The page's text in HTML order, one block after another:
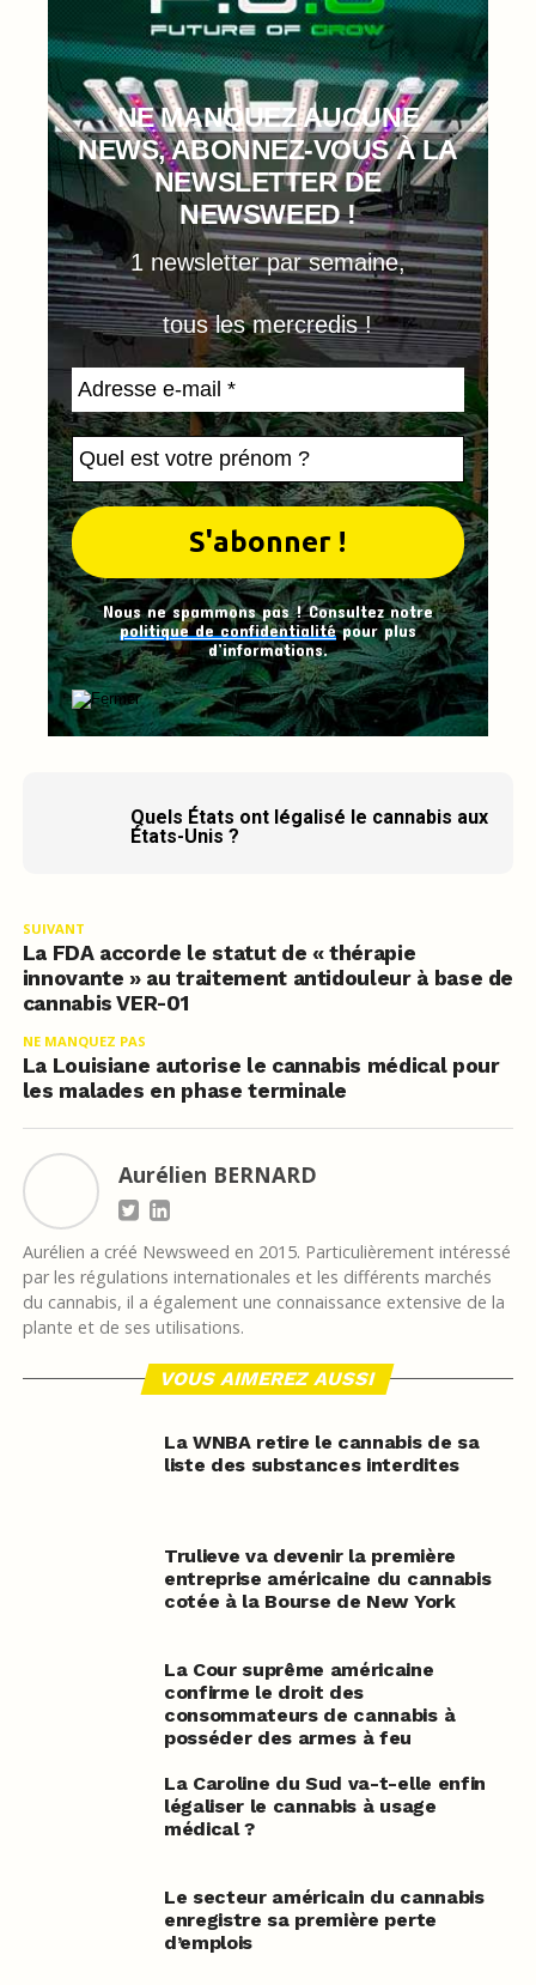
NE MANQUEZ AUCUNE
NEWS, ABONNEZ-VOUS À LA
NEWSLETTER DE
NEWSWEED !
1 newsletter par semaine,
tous les mercredis !
Nous ne spammons pas ! Consultez notre
politique de confidentialitépour plus
d’informations.
Quels États ont légalisé le cannabis aux
États-Unis ?
SUIVANT
La FDA accorde le statut de « thérapie
innovante » au traitement antidouleur à base de
cannabis VER-01
NE MANQUEZ PAS
La Louisiane autorise le cannabis médical pour
les malades en phase terminale
Aurélien BERNARD
Aurélien a créé Newsweed en 2015. Particulièrement intéressé
par les régulations internationales et les différents marchés
du cannabis, il a également une connaissance extensive de la
plante et de ses utilisations.
VOUS AIMEREZ AUSSI
La WNBA retire le cannabis de sa
liste des substances interdites
Trulieve va devenir la première
entreprise américaine du cannabis
cotée à la Bourse de New York
La Cour suprême américaine
confirme le droit des
consommateurs de cannabis à
posséder des armes à feu
La Caroline du Sud va-t-elle enfin
légaliser le cannabis à usage
médical ?
Le secteur américain du cannabis
enregistre sa première perte
d’emplois